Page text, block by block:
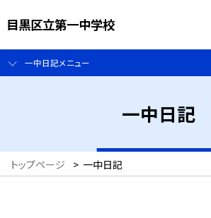
目黒区立第一中学校
一中日記メニュー
一中日記
トップページ > 一中日記